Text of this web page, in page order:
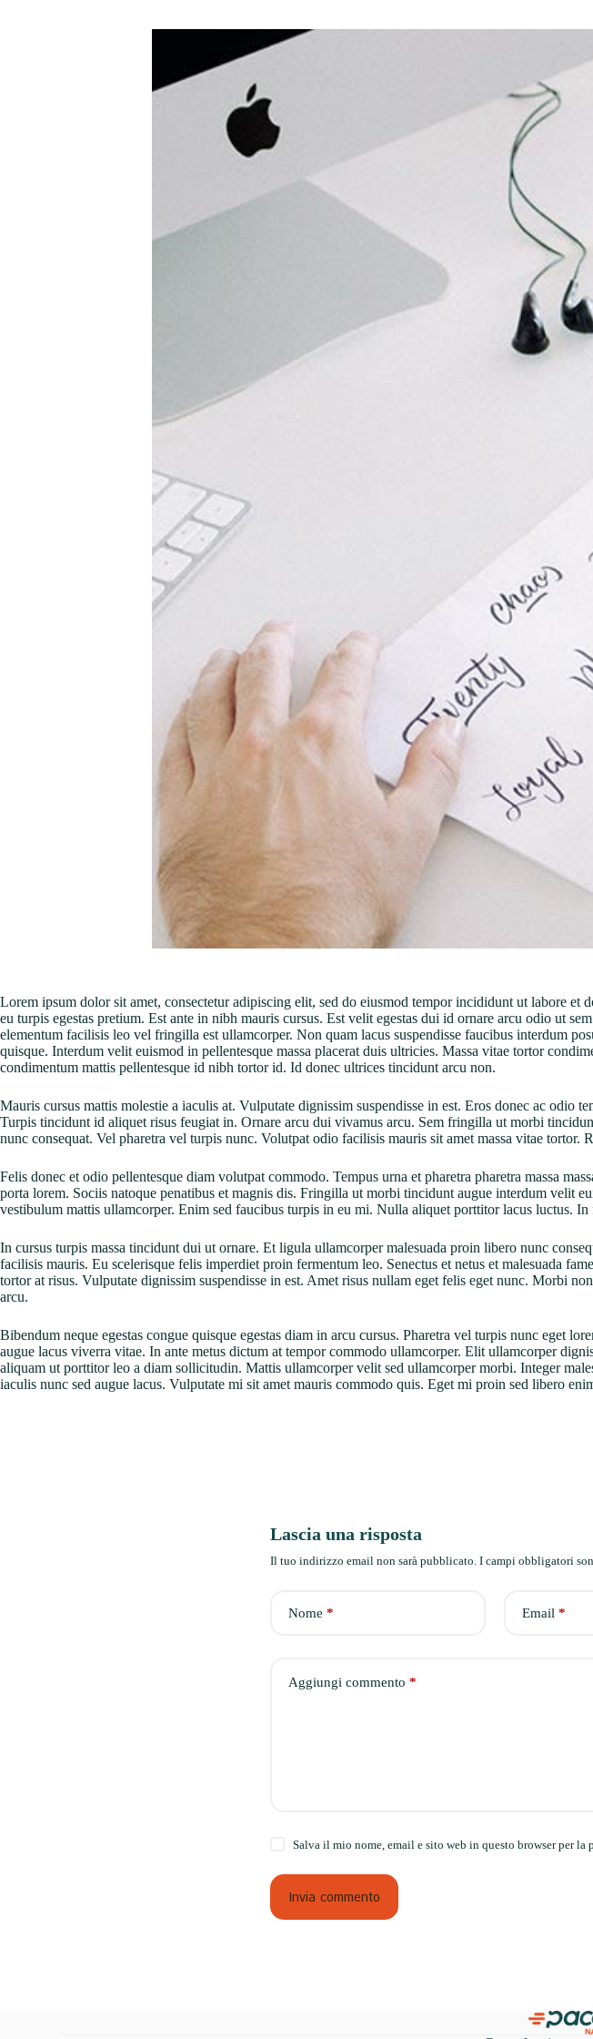
Lorem ipsum dolor sit amet, consectetur adipiscing elit, sed do eiusmod tempor incididunt ut labore
eu turpis egestas pretium. Est ante in nibh mauris cursus. Est velit egestas dui id ornare arcu odio ut
elementum facilisis leo vel fringilla est ullamcorper. Non quam lacus suspendisse faucibus interdum
quisque. Interdum velit euismod in pellentesque massa placerat duis ultricies. Massa vitae tortor
condimentum mattis pellentesque id nibh tortor id. Id donec ultrices tincidunt arcu non.
Mauris cursus mattis molestie a iaculis at. Vulputate dignissim suspendisse in est. Eros donec ac odio
Turpis tincidunt id aliquet risus feugiat in. Ornare arcu dui vivamus arcu. Sem fringilla ut morbi
nunc consequat. Vel pharetra vel turpis nunc. Volutpat odio facilisis mauris sit amet massa vitae tortor.
Felis donec et odio pellentesque diam volutpat commodo. Tempus urna et pharetra pharetra massa
porta lorem. Sociis natoque penatibus et magnis dis. Fringilla ut morbi tincidunt augue interdum velit
vestibulum mattis ullamcorper. Enim sed faucibus turpis in eu mi. Nulla aliquet porttitor lacus luctus.
In cursus turpis massa tincidunt dui ut ornare. Et ligula ullamcorper malesuada proin libero nunc
facilisis mauris. Eu scelerisque felis imperdiet proin fermentum leo. Senectus et netus et malesuada
tortor at risus. Vulputate dignissim suspendisse in est. Amet risus nullam eget felis eget nunc. Morbi
arcu.
Bibendum neque egestas congue quisque egestas diam in arcu cursus. Pharetra vel turpis nunc eget
augue lacus viverra vitae. In ante metus dictum at tempor commodo ullamcorper. Elit ullamcorper
aliquam ut porttitor leo a diam sollicitudin. Mattis ullamcorper velit sed ullamcorper morbi. Integer
iaculis nunc sed augue lacus. Vulputate mi sit amet mauris commodo quis. Eget mi proin sed libero
Lascia una risposta
Il tuo indirizzo email non sarà pubblicato. I campi obbligatori
Nome * Email *
Aggiungi commento *
Salva il mio nome, email e sito web in questo browser per la
Invia commento